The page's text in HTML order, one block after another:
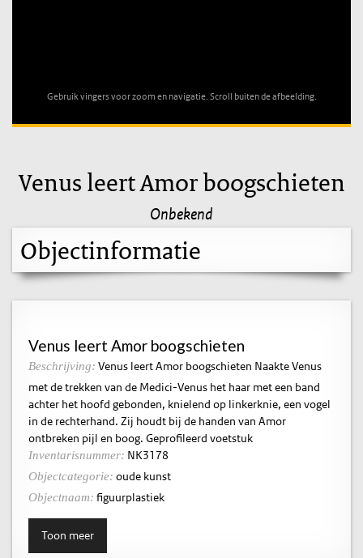
Gebruik vingers voor zoom en navigatie. Scroll buiten de afbeelding.
Venus leert Amor boogschieten
Onbekend
Objectinformatie
Venus leert Amor boogschieten
Beschrijving: Venus leert Amor boogschieten Naakte Venus
met de trekken van de Medici-Venus het haar met een band
achter het hoofd gebonden, knielend op linkerknie, een vogel
in de rechterhand. Zij houdt bij de handen van Amor
ontbreken pijl en boog. Geprofileerd voetstuk
Inventarisnummer: NK3178
Objectcategorie: oude kunst
Objectnaam: figuurplastiek
Toon meer